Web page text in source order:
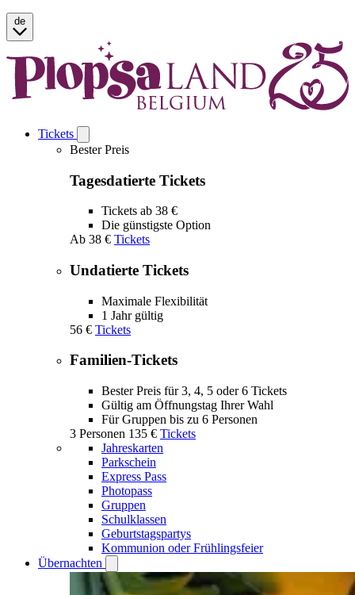
de
Tickets
Tickets
Bester Preis
Tagesdatierte Tickets
Tickets ab 38 €
Die günstigste Option
Ab 38 € Tickets
Undatierte Tickets
Maximale Flexibilität
1 Jahr gültig
56 € Tickets
Familien-Tickets
Bester Preis für 3, 4, 5 oder 6 Tickets
Gültig am Öffnungstag Ihrer Wahl
Für Gruppen bis zu 6 Personen
3 Personen 135 € Tickets
Jahreskarten
Parkschein
Express Pass
Photopass
Gruppen
Schulklassen
Geburtstagspartys
Kommunion oder Frühlingsfeier
Übernachten
Übernachten
submenu